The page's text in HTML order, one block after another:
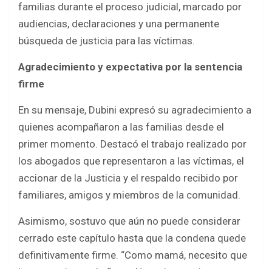
familias durante el proceso judicial, marcado por
audiencias, declaraciones y una permanente
búsqueda de justicia para las víctimas.
Agradecimiento y expectativa por la sentencia
firme
En su mensaje, Dubini expresó su agradecimiento a
quienes acompañaron a las familias desde el
primer momento. Destacó el trabajo realizado por
los abogados que representaron a las víctimas, el
accionar de la Justicia y el respaldo recibido por
familiares, amigos y miembros de la comunidad.
Asimismo, sostuvo que aún no puede considerar
cerrado este capítulo hasta que la condena quede
definitivamente firme. “Como mamá, necesito que